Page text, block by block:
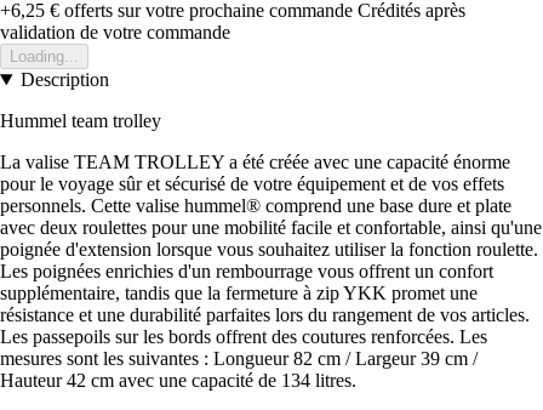
+6,25 € offerts sur votre prochaine commande Crédités après
validation de votre commande
Loading...
Description
Hummel team trolley
La valise TEAM TROLLEY a été créée avec une capacité énorme
pour le voyage sûr et sécurisé de votre équipement et de vos effets
personnels. Cette valise hummel® comprend une base dure et plate
avec deux roulettes pour une mobilité facile et confortable, ainsi qu'une
poignée d'extension lorsque vous souhaitez utiliser la fonction roulette.
Les poignées enrichies d'un rembourrage vous offrent un confort
supplémentaire, tandis que la fermeture à zip YKK promet une
résistance et une durabilité parfaites lors du rangement de vos articles.
Les passepoils sur les bords offrent des coutures renforcées. Les
mesures sont les suivantes : Longueur 82 cm / Largeur 39 cm /
Hauteur 42 cm avec une capacité de 134 litres.